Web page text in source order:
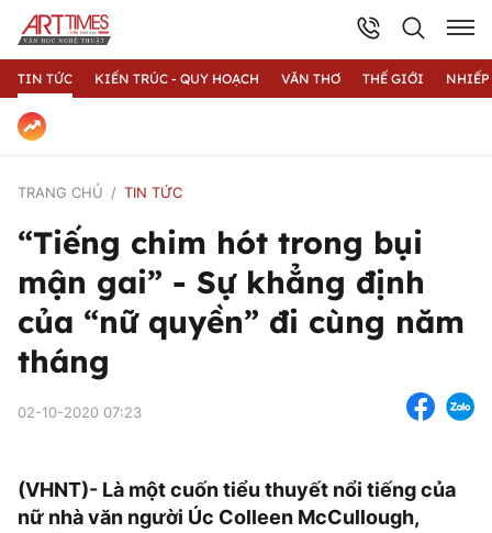
TIN TỨC KIẾN TRÚC - QUY HOẠCH VĂN THƠ THẾ GIỚI
TRANG CHỦ TIN TỨC
“Tiếng chim hót trong bụi
mận gai” - Sự khẳng định
của “nữ quyền” đi cùng năm
tháng
02-10-2020 07:23
(VHNT)- Là một cuốn tiểu thuyết nổi tiếng của
nữ nhà văn người Úc Colleen McCullough,